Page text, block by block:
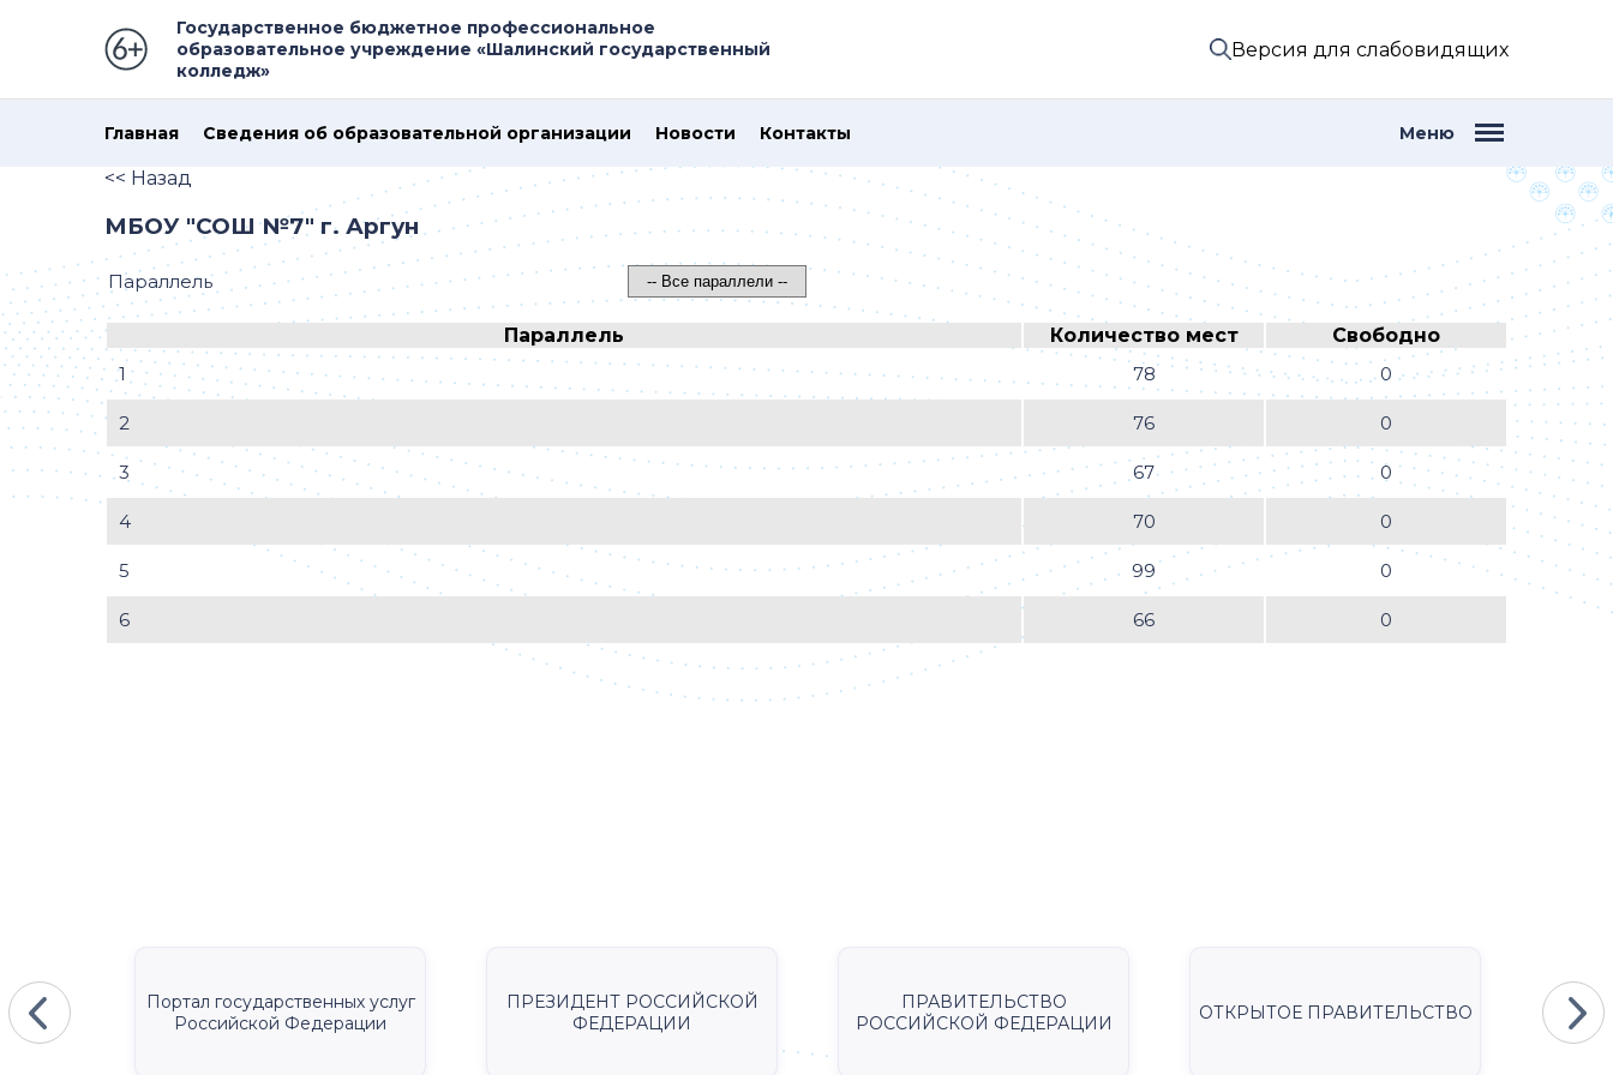
Государственное бюджетное профессиональное
образовательное учреждение «Шалинский государственный
колледж»
Версия для слабовидящих
Главная Сведения об образовательной организации Новости Контакты Меню
<< Назад
МБОУ "СОШ №7" г. Аргун
Параллель
Параллель Количество мест
Свободно
1
78 0
2 76 0
3 67 0
4 70 0
5 99 0
6 66 0
Портал государственных услуг
Российской Федерации
ПРЕЗИДЕНТ РОССИЙСКОЙ
ФЕДЕРАЦИИ
ПРАВИТЕЛЬСТВО
РОССИЙСКОЙ ФЕДЕРАЦИИ
ОТКРЫТОЕ ПРАВИТЕЛЬСТВО